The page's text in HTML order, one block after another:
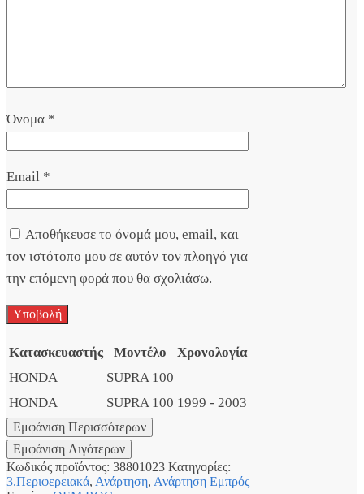
Όνομα *
Email *
Αποθήκευσε το όνομά μου, email, και
τον ιστότοπο μου σε αυτόν τον πλοηγό για
την επόμενη φορά που θα σχολιάσω.
Κατασκευαστής Μοντέλο
Χρονολογία
HONDA
SUPRA 100
HONDA
SUPRA 100 1999 - 2003
Κωδικός προϊόντος: 38801023 Κατηγορίες:
3.Περιφερειακά, Ανάρτηση, Ανάρτηση Εμπρός